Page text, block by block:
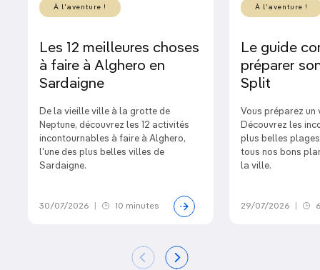
À l'aventure !
Les 12 meilleures choses
à faire à Alghero en
Sardaigne
De la vieille ville à la grotte de
Neptune, découvrez les 12 activités
incontournables à faire à Alghero,
l'une des plus belles villes de
Sardaigne.
30/07/2026 10 minutes
À l'aventure !
Le guide
préparer
Split
Vous préparez
Découvrez les
plus belles
tous nos bons
la ville.
29/07/2026